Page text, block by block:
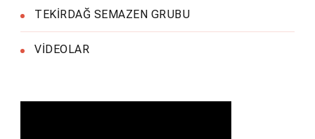
TEKİRDAĞ SEMAZEN GRUBU
VİDEOLAR